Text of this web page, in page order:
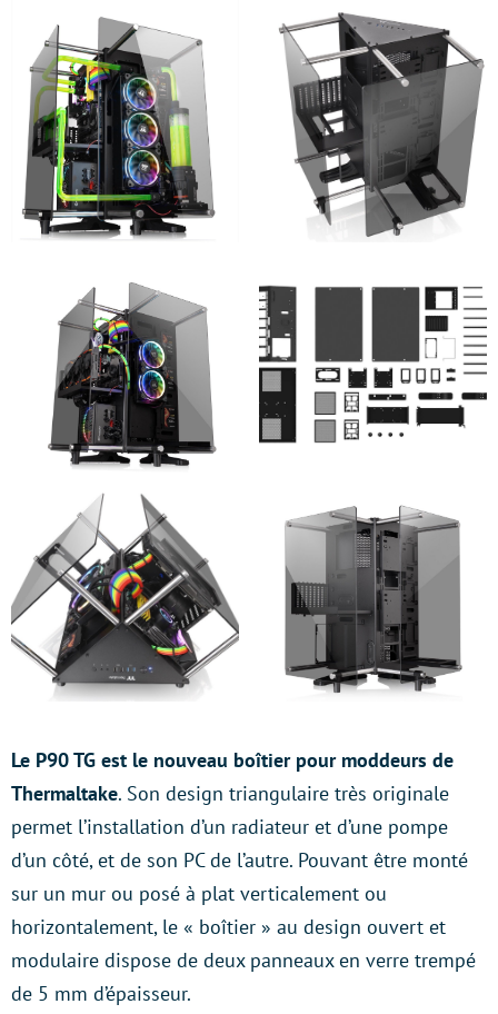
Le P90 TG est le nouveau boîtier pour moddeurs de
Thermaltake. Son design triangulaire très originale
permet l’installation d’un radiateur et d’une pompe
d’un côté, et de son PC de l’autre. Pouvant être monté
sur un mur ou posé à plat verticalement ou
horizontalement, le « boîtier » au design ouvert et
modulaire dispose de deux panneaux en verre trempé
de 5 mm d’épaisseur.